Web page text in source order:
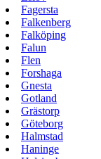
Fagersta
Falkenberg
Falköping
Falun
Flen
Forshaga
Gnesta
Gotland
Grästorp
Göteborg
Halmstad
Haninge